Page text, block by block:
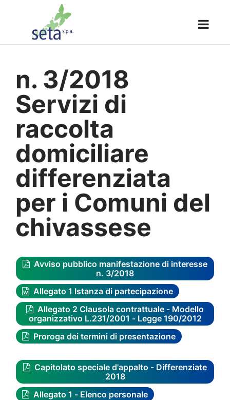
n. 3/2018
Servizi di
raccolta
domiciliare
differenziata
per i Comuni del
chivassese
Avviso pubblico manifestazione di interesse
n. 3/2018
Allegato 1 Istanza di partecipazione
Allegato 2 Clausola contrattuale - Modello
organizzativo L.231/2001 - Legge 190/2012
Proroga dei termini di presentazione
Capitolato speciale d'appalto - Differenziate
2018
Allegato 1 - Elenco personale